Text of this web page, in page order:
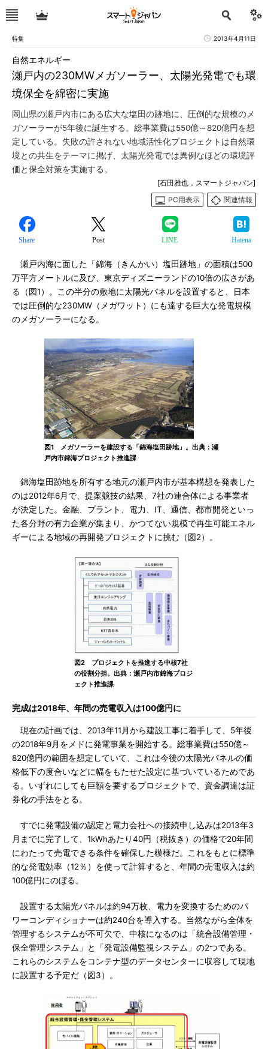
特集 2013年4月11日
瀬戸内の230MWメガソーラー、太陽光発電でも環
境保全を綿密に実施
自然エネルギー
岡山県の瀬戸内市にある広大な塩田の跡地に、圧倒的な規模のメ
ガソーラーが5年後に誕生する。総事業費は550億～820億円を想
定している。失敗の許されない地域活性化プロジェクトは自然環
境との共生をテーマに掲げ、太陽光発電では異例なほどの環境評
価と保全対策を実施する。
[石田雅也，スマートジャパン]
PC用表示
関連情報
Share Post LINE Hatena
瀬戸内海に面した「錦海（きんかい）塩田跡地」の面積は500
万平方メートルに及び、東京ディズニーランドの10倍の広さがあ
る（図1）。この半分の敷地に太陽光パネルを設置すると、日本
では圧倒的な230MW（メガワット）にも達する巨大な発電規模
のメガソーラーになる。
図1 メガソーラーを建設する「錦海塩田跡地」。出典：瀬
戸内市錦海プロジェクト推進課
錦海塩田跡地を所有する地元の瀬戸内市が基本構想を発表した
のは2012年6月で、提案競技の結果、7社の連合体による事業者
が決定した。金融、プラント、電力、IT、通信、都市開発といっ
た各分野の有力企業が集まり、かつてない規模で再生可能エネル
ギーによる地域の再開発プロジェクトに挑む（図2）。
図2 プロジェクトを推進する中核7社
の役割分担。出典：瀬戸内市錦海プロジ
ェクト推進課
完成は2018年、年間の売電収入は100億円に
現在の計画では、2013年11月から建設工事に着手して、5年後
の2018年9月をメドに発電事業を開始する。総事業費は550億～
820億円の範囲を想定していて、これは今後の太陽光パネルの価
格低下の度合いなどに幅をもたせた設定に基づいているためであ
る。いずれにしても巨額を要するプロジェクトで、資金調達は証
券化の手法をとる。
すでに発電設備の認定と電力会社への接続申し込みは2013年3
月までに完了して、1kWhあたり40円（税抜き）の価格で20年間
にわたって売電できる条件を確保した模様だ。これをもとに標準
的な発電効率（12％）を使って計算すると、年間の売電収入は約
100億円にのぼる。
設置する太陽光パネルは約94万枚、電力を変換するためのパ
ワーコンディショナーは約240台を導入する。当然ながら全体を
管理するシステムが不可欠で、中核になるのは「統合設備管理・
保全管理システム」と「発電設備監視システム」の2つである。
これらのシステムをコンテナ型のデータセンターに収容して現地
に設置する予定だ（図3）。